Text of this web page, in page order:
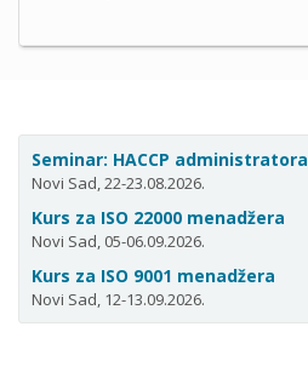
Seminar: HACCP administratora
Novi Sad, 22-23.08.2026.
Kurs za ISO 22000 menadžera
Novi Sad, 05-06.09.2026.
Kurs za ISO 9001 menadžera
Novi Sad, 12-13.09.2026.